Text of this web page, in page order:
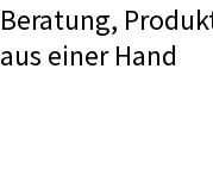
Beratung,
aus einer Hand